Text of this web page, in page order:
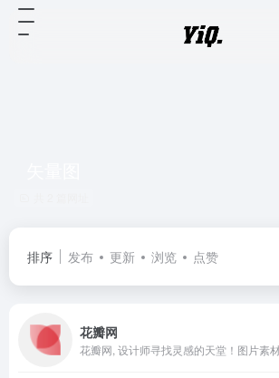
排序 发布 更新 浏览 点赞
花瓣网